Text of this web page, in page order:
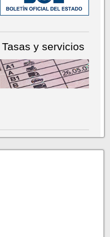
Tasas y servicios